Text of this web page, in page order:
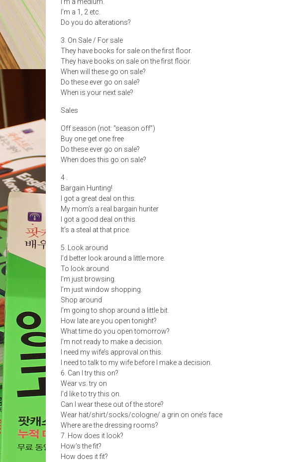
I’m a medium.
I’m a 1, 2 etc.
Do you do alterations?
3. On Sale / For sale
They have books for sale on the first floor.
They have books on sale on the first floor.
When will these go on sale?
Do these ever go on sale?
When is your next sale?
Sales
Off season (not: “season off”)
Buy one get one free
Do these ever go on sale?
When does this go on sale?
4 .
Bargain Hunting!
I got a great deal on this.
My mom’s a real bargain hunter
I got a good deal on this.
It’s a steal at that price.
5. Look around
I’d better look around a little more.
To look around
I’m just browsing.
I’m just window shopping.
Shop around
I’m going to shop around a little bit.
How late are you open tonight?
What time do you open tomorrow?
I’m not ready to make a decision.
I need my wife’s approval on this.
I need to talk to my wife before I make a decision.
6. Can I try this on?
Wear vs. try on
I’d like to try this on.
Can I wear these out of the store?
Wear hat/shirt/socks/cologne/ a grin on one’s face
Where are the dressing rooms?
7. How does it look?
How’s the fit?
How does it fit?